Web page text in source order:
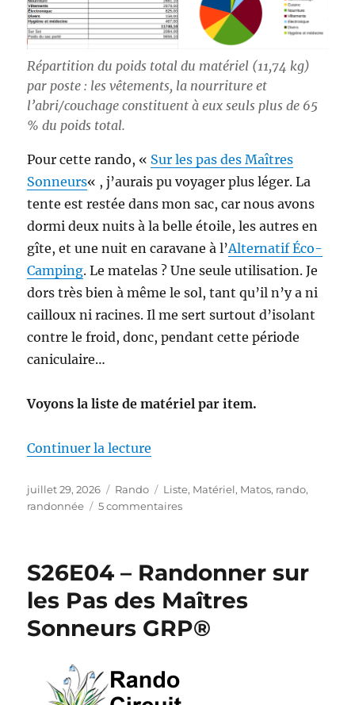
Répartition du poids total du matériel (11,74 kg)
par poste : les vêtements, la nourriture et
l’abri/couchage constituent à eux seuls plus de 65
% du poids total.
Pour cette rando, « Sur les pas des Maîtres
Sonneurs« , j’aurais pu voyager plus léger. La
tente est restée dans mon sac, car nous avons
dormi deux nuits à la belle étoile, les autres en
gîte, et une nuit en caravane à l’Alternatif Éco-
Camping. Le matelas ? Une seule utilisation. Je
dors très bien à même le sol, tant qu’il n’y a ni
cailloux ni racines. Il me sert surtout d’isolant
contre le froid, donc, pendant cette période
caniculaire…
Voyons la liste de matériel par item.
Continuer la lecture
Publié
le
juillet 29, 2026 Catégories
Rando Étiquettes
Liste, Matériel, Matos, rando,
randonnée
5 commentairessur
la
:
sur
les
S26E04 – Randonner sur
les Pas des Maîtres
Sonneurs GRP®